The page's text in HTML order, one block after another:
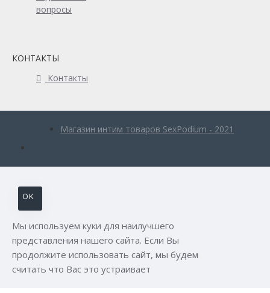
вопросы
КОНТАКТЫ
Контакты
Магазин интим товаров SexPodium - 2021
OK
Мы используем куки для наилучшего
представления нашего сайта. Если Вы
продолжите использовать сайт, мы будем
считать что Вас это устраивает